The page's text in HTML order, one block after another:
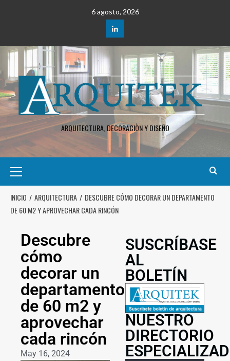
6 agosto, 2026
ARQUITECTURA, DECORACIÒN Y DISEÑO
INICIO ARQUITECTURA
DESCUBRE CÓMO DECORAR UN DEPARTAMENTO
DE 60 M2 Y APROVECHAR CADA RINCÓN
Descubre
cómo
decorar un
departamento
de 60 m2 y
aprovechar
cada rincón
May 16, 2024
SUSCRÍBASE
AL
BOLETÍN
NUESTRO
DIRECTORIO